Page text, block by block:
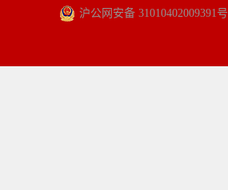
沪公网安备 31010402009391号